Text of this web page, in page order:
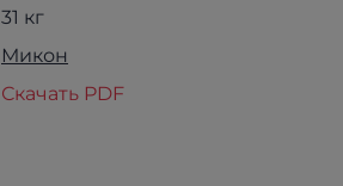
31 кг
Микон
Скачать PDF